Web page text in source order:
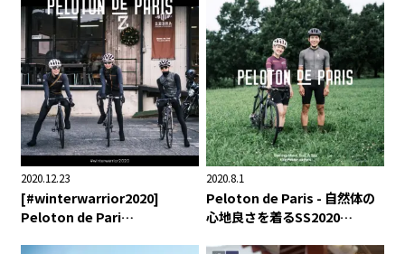
2020.12.23
[#winterwarrior2020]
Peloton de Pari…
2020.8.1
Peloton de Paris - 自然体の
心地良さを着るSS2020…